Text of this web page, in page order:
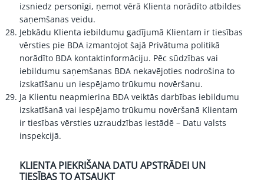
izsniedz personīgi, ņemot vērā Klienta norādīto atbildes
saņemšanas veidu.
Jebkādu Klienta iebildumu gadījumā Klientam ir tiesības
vērsties pie BDA izmantojot šajā Privātuma politikā
norādīto BDA kontaktinformāciju. Pēc sūdzības vai
iebildumu saņemšanas BDA nekavējoties nodrošina to
izskatīšanu un iespējamo trūkumu novēršanu.
Ja Klientu neapmierina BDA veiktās darbības iebildumu
izskatīšanā vai iespējamo trūkumu novēršanā Klientam
ir tiesības vērsties uzraudzības iestādē – Datu valsts
inspekcijā.
KLIENTA PIEKRIŠANA DATU APSTRĀDEI UN
TIESĪBAS TO ATSAUKT